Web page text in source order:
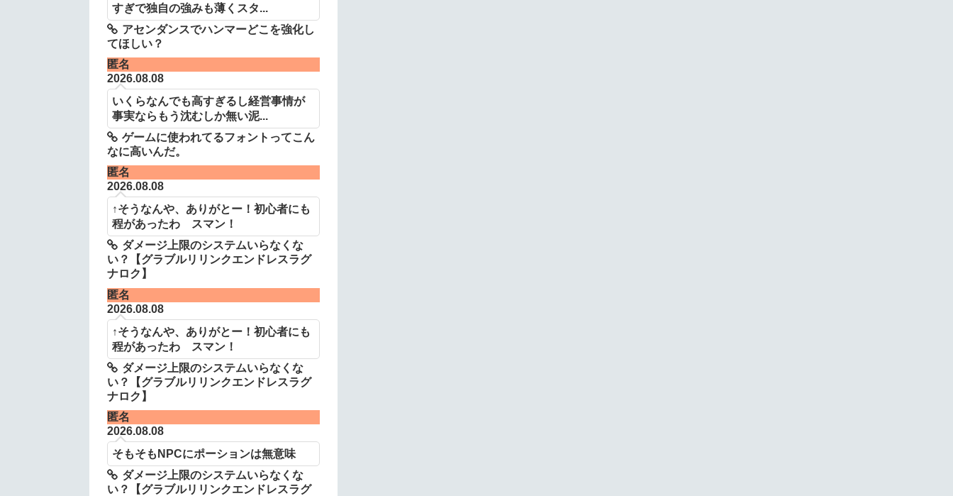
すぎで独自の強みも薄くスタ...
アセンダンスでハンマーどこを強化し
てほしい？
匿名
2026.08.08
いくらなんでも高すぎるし経営事情が
事実ならもう沈むしか無い泥...
ゲームに使われてるフォントってこん
なに高いんだ。
匿名
2026.08.08
↑そうなんや、ありがとー！初心者にも
程があったわ スマン！
ダメージ上限のシステムいらなくな
い？【グラブルリリンクエンドレスラグ
ナロク】
匿名
2026.08.08
↑そうなんや、ありがとー！初心者にも
程があったわ スマン！
ダメージ上限のシステムいらなくな
い？【グラブルリリンクエンドレスラグ
ナロク】
匿名
2026.08.08
そもそもNPCにポーションは無意味
ダメージ上限のシステムいらなくな
い？【グラブルリリンクエンドレスラグ